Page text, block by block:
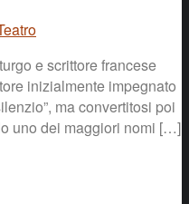
e scrittore francese
inizialmente impegnato
ma convertitosi poi
uno dei maggiori nomi […]